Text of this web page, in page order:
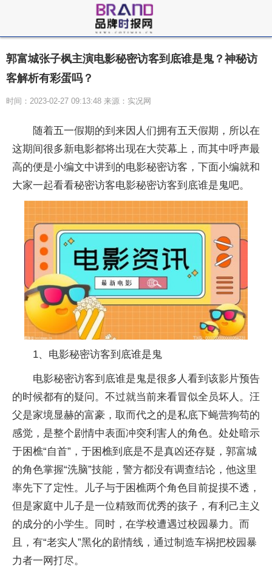
郭富城张子枫主演电影秘密访客到底谁是鬼？神秘访
客解析有彩蛋吗？
时间：2023-02-27 09:13:48 来源：实况网
随着五一假期的到来因人们拥有五天假期，所以在
这期间很多新电影都将出现在大荧幕上，而其中呼声最
高的便是小编文中讲到的电影秘密访客，下面小编就和
大家一起看看秘密访客电影秘密访客到底谁是鬼吧。
1、电影秘密访客到底谁是鬼
电影秘密访客到底谁是鬼是很多人看到该影片预告
的时候都有的疑问。不过就当前来看冒似全员坏人。汪
父是家境显赫的富豪，取而代之的是私底下蝇营狗苟的
感觉，是整个剧情中表面冲突利害人的角色。处处暗示
于困樵“自首”，于困樵到底是不是真凶还存疑，郭富城
的角色掌握“洗脑”技能，警方都没有调查结论，他这里
率先下了定性。儿子与于困樵两个角色目前捉摸不透，
但是家庭中儿子是一位精致而优秀的孩子，有利己主义
的成分的小学生。同时，在学校遭遇过校园暴力。而
且，有“老实人”黑化的剧情线，通过制造车祸把校园暴
力者一网打尽。